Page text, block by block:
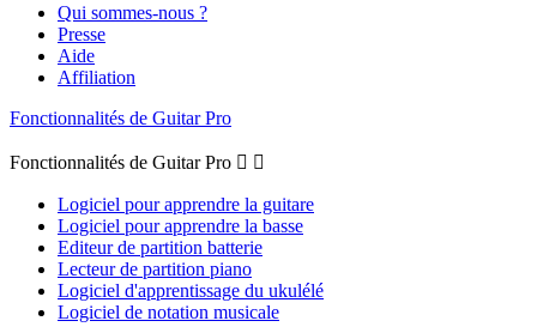
Qui sommes-nous ?
Presse
Aide
Affiliation
Fonctionnalités de Guitar Pro
Fonctionnalités de Guitar Pro  
Logiciel pour apprendre la guitare
Logiciel pour apprendre la basse
Editeur de partition batterie
Lecteur de partition piano
Logiciel d'apprentissage du ukulélé
Logiciel de notation musicale